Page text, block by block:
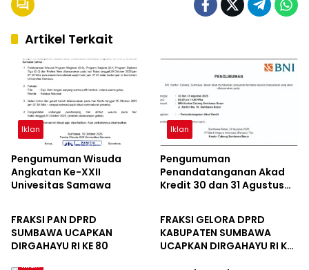
Artikel Terkait
Iklan
Pengumuman Wisuda
Angkatan Ke-XXII
Univesitas Samawa
Iklan
Pengumuman
Penandatanganan Akad
Kredit 30 dan 31 Agustus
Iklan
FRAKSI PAN DPRD
SUMBAWA UCAPKAN
DIRGAHAYU RI KE 80
Iklan
FRAKSI GELORA DPRD
KABUPATEN SUMBAWA
UCAPKAN DIRGAHAYU RI KE
Iklan